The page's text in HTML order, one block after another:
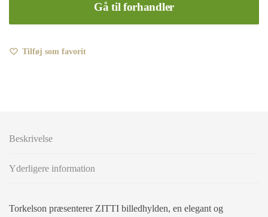
Gå til forhandler
Tilføj som favorit
Beskrivelse
Yderligere information
Torkelson præsenterer ZITTI billedhylden, en elegant og